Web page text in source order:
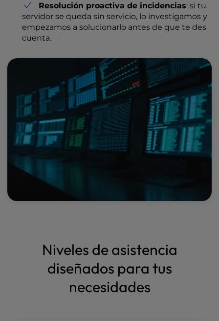
Resolución proactiva de incidencias: si tu
servidor se queda sin servicio, lo investigamos y
empezamos a solucionarlo antes de que te des
cuenta.
Niveles de asistencia
diseñados para tus
necesidades